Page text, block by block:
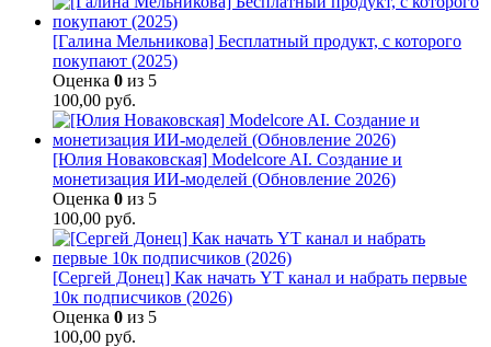
[Галина Мельникова] Бесплатный продукт, с которого
покупают (2025)
Оценка 0 из 5
100,00 руб.
[Юлия Новаковская] Modelcore AI. Создание и
монетизация ИИ-моделей (Обновление 2026)
Оценка 0 из 5
100,00 руб.
[Сергей Донец] Как начать YT канал и набрать первые
10к подписчиков (2026)
Оценка 0 из 5
100,00 руб.